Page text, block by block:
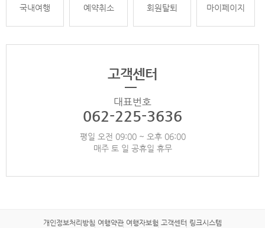
국내여행 예약취소 회원탈퇴 마이페이지
고객센터
대표번호
062-225-3636
평일 오전 09:00 ~ 오후 06:00
매주 토 일 공휴일 휴무
개인정보처리방침 여행약관 여행자보험 고객센터 링크시스템